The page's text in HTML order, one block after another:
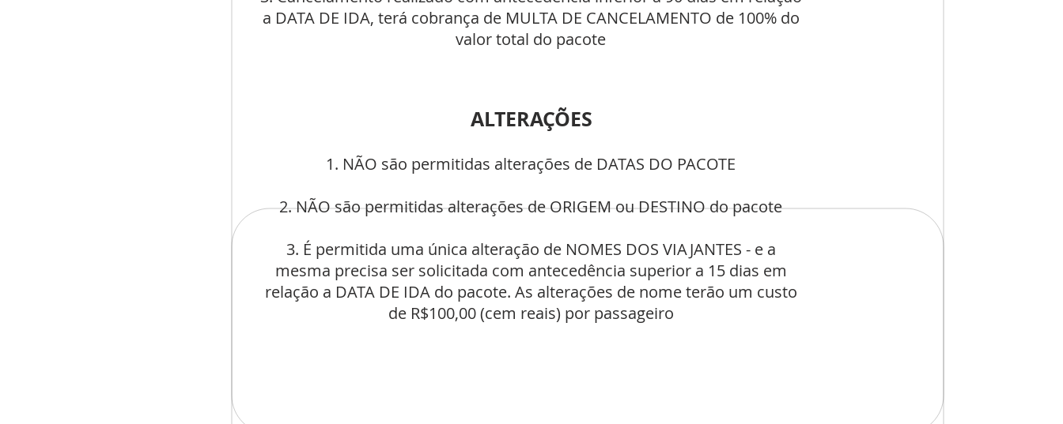
a DATA DE IDA, terá cobrança de MULTA DE CANCELAMENTO de 100% do
valor total do pacote
ALTERAÇÕES
1. NÃO são permitidas alterações de DATAS DO PACOTE
2. NÃO são permitidas alterações de ORIGEM ou DESTINO do pacote
3. É permitida uma única alteração de NOMES DOS VIAJANTES - e a
mesma precisa ser solicitada com antecedência superior a 15 dias em
relação a DATA DE IDA do pacote. As alterações de nome terão um custo
de R$100,00 (cem reais) por passageiro